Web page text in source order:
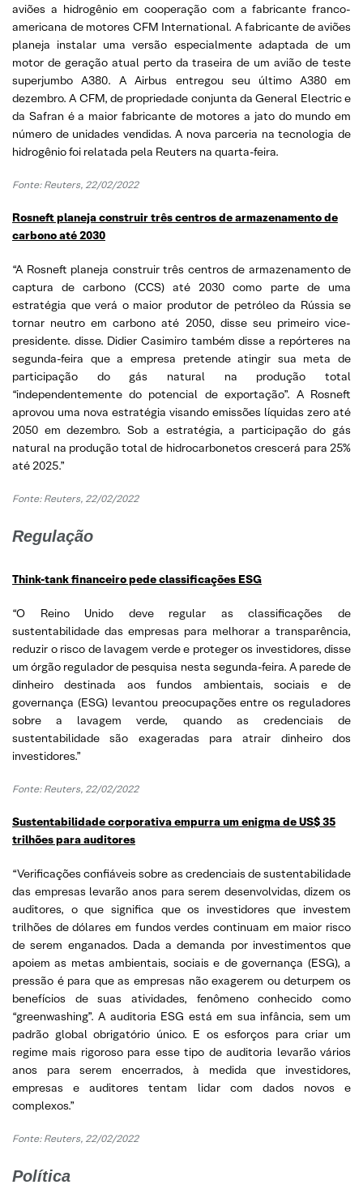
aviões a hidrogênio em cooperação com a fabricante franco-
americana de motores CFM International. A fabricante de aviões
planeja instalar uma versão especialmente adaptada de um
motor de geração atual perto da traseira de um avião de teste
superjumbo A380. A Airbus entregou seu último A380 em
dezembro. A CFM, de propriedade conjunta da General Electric e
da Safran é a maior fabricante de motores a jato do mundo em
número de unidades vendidas. A nova parceria na tecnologia de
hidrogênio foi relatada pela Reuters na quarta-feira.
Fonte: Reuters, 22/02/2022
Rosneft planeja construir três centros de armazenamento de
carbono até 2030
“A Rosneft planeja construir três centros de armazenamento de
captura de carbono (ССS) até 2030 como parte de uma
estratégia que verá o maior produtor de petróleo da Rússia se
tornar neutro em carbono até 2050, disse seu primeiro vice-
presidente. disse. Didier Casimiro também disse a repórteres na
segunda-feira que a empresa pretende atingir sua meta de
participação do gás natural na produção total
“independentemente do potencial de exportação”. A Rosneft
aprovou uma nova estratégia visando emissões líquidas zero até
2050 em dezembro. Sob a estratégia, a participação do gás
natural na produção total de hidrocarbonetos crescerá para 25%
até 2025.”
Fonte: Reuters, 22/02/2022
Regulação
Think-tank financeiro pede classificações ESG
“O Reino Unido deve regular as classificações de
sustentabilidade das empresas para melhorar a transparência,
reduzir o risco de lavagem verde e proteger os investidores, disse
um órgão regulador de pesquisa nesta segunda-feira. A parede de
dinheiro destinada aos fundos ambientais, sociais e de
governança (ESG) levantou preocupações entre os reguladores
sobre a lavagem verde, quando as credenciais de
sustentabilidade são exageradas para atrair dinheiro dos
investidores.”
Fonte: Reuters, 22/02/2022
Sustentabilidade corporativa empurra um enigma de US$ 35
trilhões para auditores
“Verificações confiáveis ​​sobre as credenciais de sustentabilidade
das empresas levarão anos para serem desenvolvidas, dizem os
auditores, o que significa que os investidores que investem
trilhões de dólares em fundos verdes continuam em maior risco
de serem enganados. Dada a demanda por investimentos que
apoiem as metas ambientais, sociais e de governança (ESG), a
pressão é para que as empresas não exagerem ou deturpem os
benefícios de suas atividades, fenômeno conhecido como
“greenwashing”. A auditoria ESG está em sua infância, sem um
padrão global obrigatório único. E os esforços para criar um
regime mais rigoroso para esse tipo de auditoria levarão vários
anos para serem encerrados, à medida que investidores,
empresas e auditores tentam lidar com dados novos e
complexos.”
Fonte: Reuters, 22/02/2022
Política